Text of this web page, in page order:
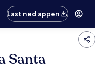
Last ned appen
Santa